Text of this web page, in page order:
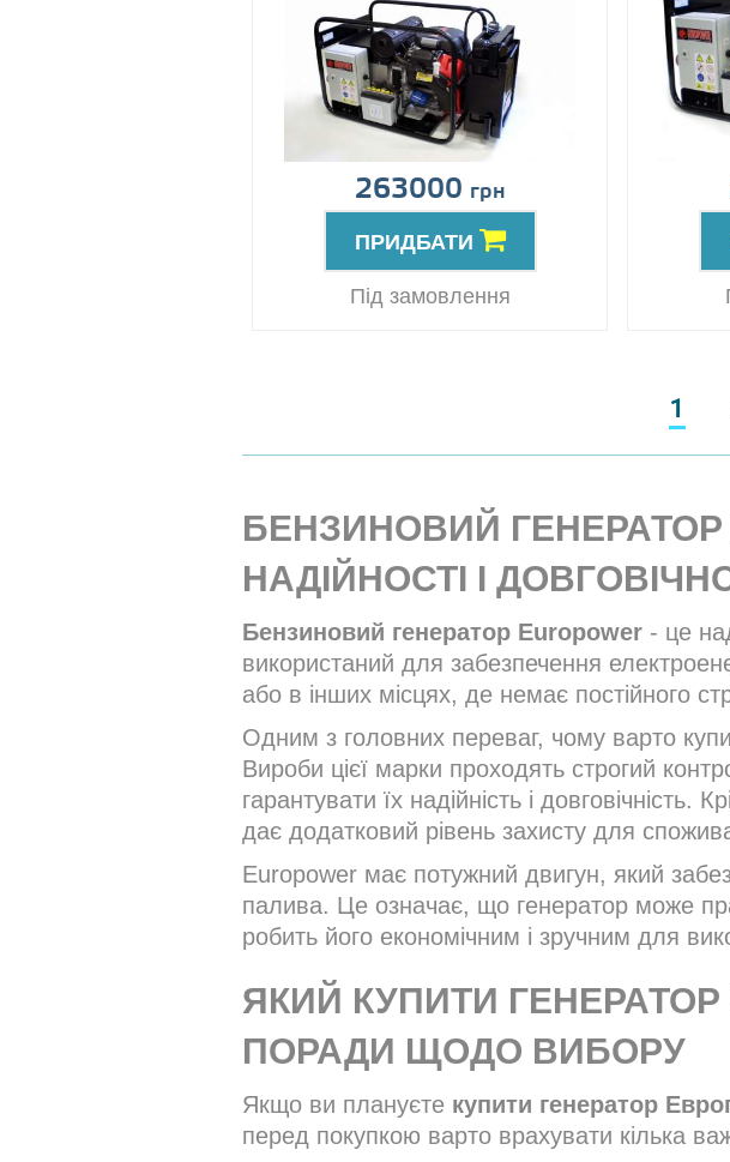
263000 грн
ПРИДБАТИ
Під замовлення
1
БЕНЗИНОВИЙ ГЕНЕРАТОР
НАДІЙНОСТІ І
Бензиновий генератор Europower - це
використаний для забезпечення
або в інших місцях, де немає постійного
Одним з головних переваг, чому варто
Вироби цієї марки проходять строгий
гарантувати їх надійність і
дає додатковий рівень захисту для
Europower має потужний двигун, який
палива. Це означає, що генератор може
робить його економічним і зручним для
ЯКИЙ КУПИТИ
ПОРАДИ ЩОДО ВИБОРУ
Якщо ви плануєте купити генератор
перед покупкою варто врахувати кілька